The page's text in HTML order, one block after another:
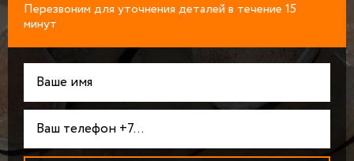
Перезвоним для уточнения деталей в течение 15
минут